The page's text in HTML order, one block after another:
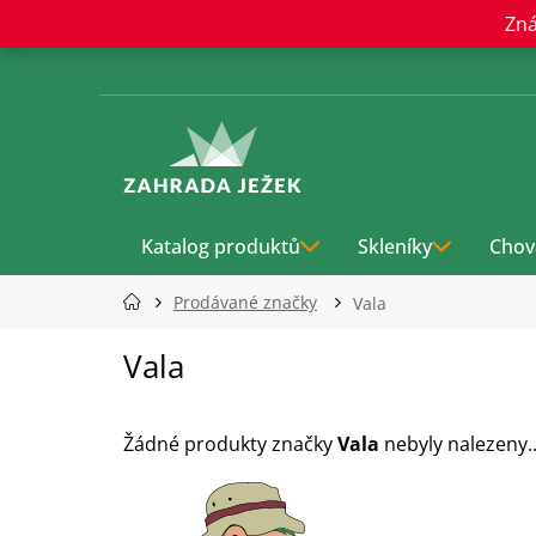
obsah
Katalog produktů Skleníky
Prodávané značky Vala
Vala
Žádné produkty značkyVala nebyly